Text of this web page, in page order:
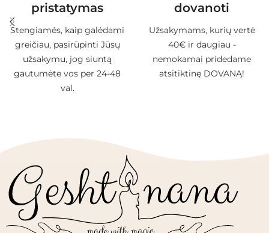
pristatymas
Stengiamės, kaip galėdami
greičiau, pasirūpinti Jūsų
užsakymu, jog siuntą
gautumėte vos per 24-48
val.
dovanoti
Užsakymams, kurių vertė
40€ ir daugiau -
nemokamai pridedame
atsitiktinę DOVANĄ!